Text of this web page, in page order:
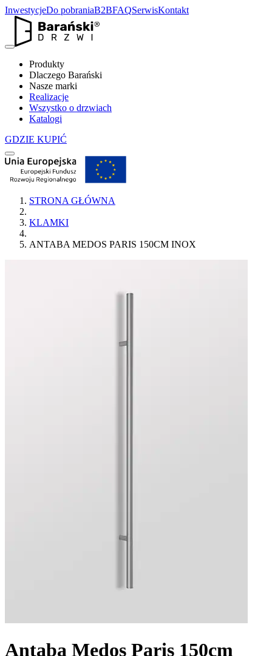
InwestycjeDo pobraniaB2BFAQSerwisKontakt
Produkty
Dlaczego Barański
Nasze marki
Realizacje
Wszystko o drzwiach
Katalogi
GDZIE KUPIĆ
STRONA GŁÓWNA
KLAMKI
ANTABA MEDOS PARIS 150CM INOX
Antaba Medos Paris 150cm